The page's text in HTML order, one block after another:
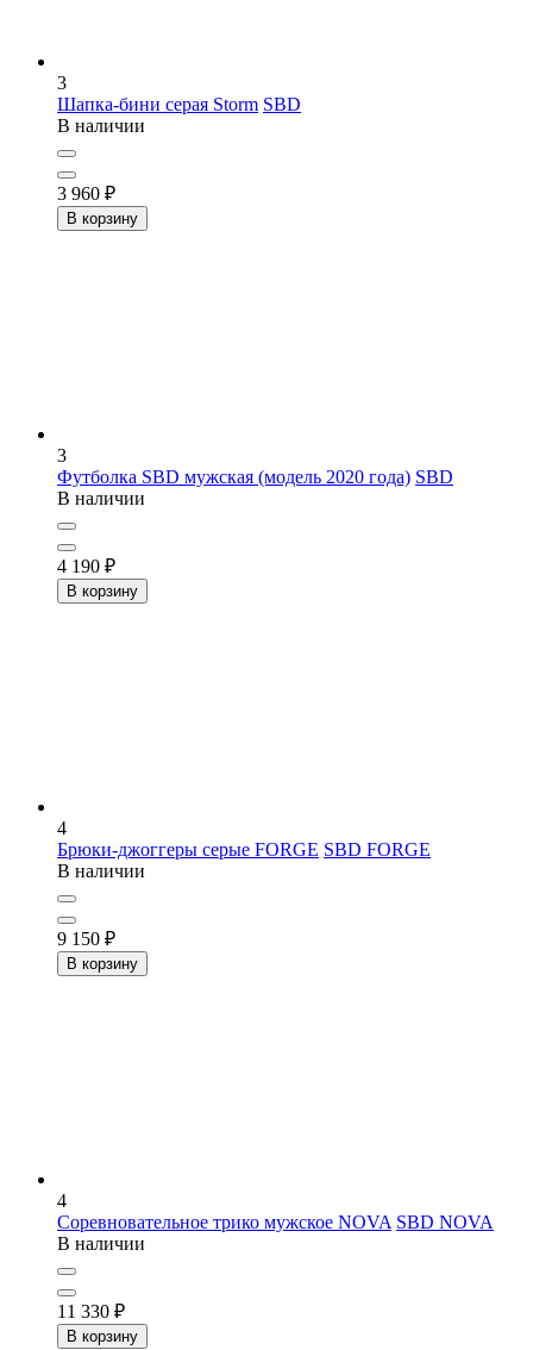
3
Шапка-бини серая Storm SBD
В наличии
3 960 ₽
В корзину
3
Футболка SBD мужская (модель 2020 года) SBD
В наличии
4 190 ₽
В корзину
4
Брюки-джоггеры серые FORGE SBD FORGE
В наличии
9 150 ₽
В корзину
4
Соревновательное трико мужское NOVA SBD NOVA
В наличии
11 330 ₽
В корзину